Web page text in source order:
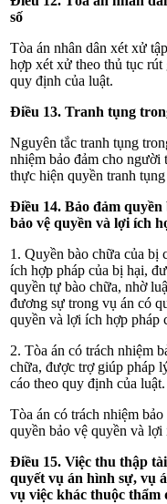
số
Tòa án nhân dân xét xử
hợp xét xử theo thủ tục
quy định của luật.
Điều 13. Tranh tụng
Nguyên tắc tranh tụng
nhiệm bảo đảm cho người
thực hiện quyền tranh
Điều 14. Bảo đảm quyền
bảo vệ quyền và lợi ích
1. Quyền bào chữa của bị
ích hợp pháp của bị hại,
quyền tự bào chữa, nhờ
đương sự trong vụ án có
quyền và lợi ích hợp pháp
2. Tòa án có trách nhiệm
chữa, được trợ giúp pháp
cáo theo quy định của luật.
Tòa án có trách nhiệm
quyền bảo vệ quyền và lợi
Điều 15. Việc thu thập
quyết vụ án hình sự, vụ
vụ việc khác thuộc thẩm